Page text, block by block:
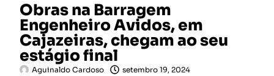
Obras na Barragem
Engenheiro Avidos, em
Cajazeiras, chegam ao seu
estágio final
Aguinaldo Cardoso
setembro 19, 2024